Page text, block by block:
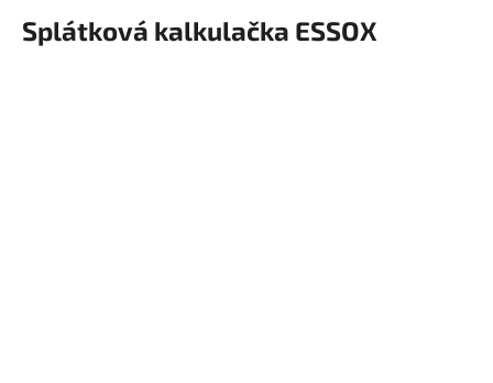
v
ý
Splátková kalkulačka ESSOX